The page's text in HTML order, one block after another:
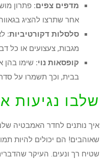
מדפים צפים: פתרון
אחר שתרצו להציג
סלסלות דקורטיביות:
מגבות, צעצועים או כל
קופסאות נוי: שימו בהן
בבית, וכך תשמרו על
שלבו נגיעות
איך נותנים לחדר האמבטיה
שאוהבים! הם יכולים להיות
שטיח רך ונעים. העיקר